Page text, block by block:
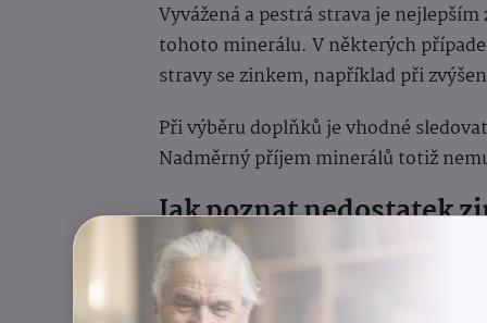
Vyvážená a pestrá strava je
tohoto minerálu. V některých
stravy se zinkem, například při
Při výběru doplňků je vhodné
Nadměrný příjem minerálů totiž
Jak poznat nedostatek
Nízký příjem zinku může být spojen
nebo lámavými nehty. Někteří lidé